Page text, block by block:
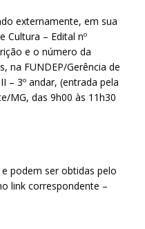
externamente, em sua
Cultura – Edital nº
e o número da
na FUNDEP/Gerência de
– 3º andar, (entrada pela
MG, das 9h00 às 11h30
podem ser obtidas pelo
link correspondente –